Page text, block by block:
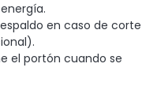
en caso de corte
el portón cuando se